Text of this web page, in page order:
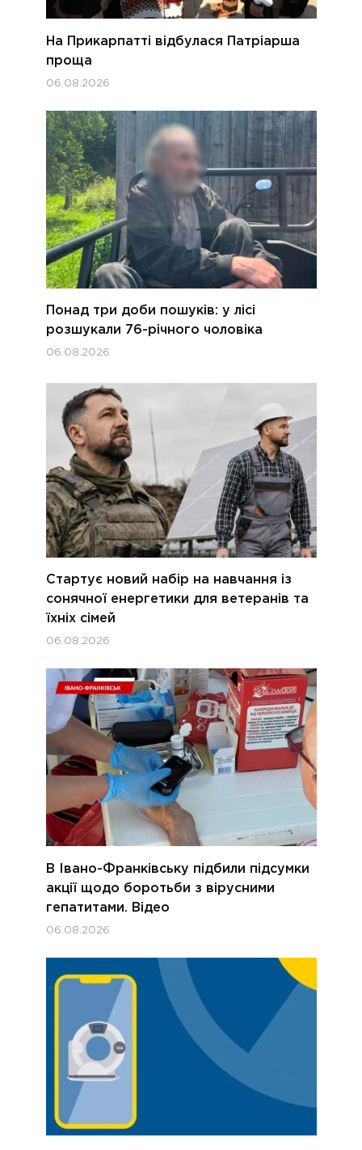
На Прикарпатті відбулася Патріарша
проща
06.08.2026
Понад три доби пошуків: у лісі
розшукали 76-річного чоловіка
06.08.2026
Стартує новий набір на навчання із
сонячної енергетики для ветеранів та
їхніх сімей
06.08.2026
В Івано-Франківську підбили підсумки
акції щодо боротьби з вірусними
гепатитами. Відео
06.08.2026